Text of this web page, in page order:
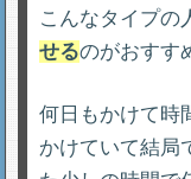
こんなタイプの
せるのがおすす
何日もかけて時
かけていて結局